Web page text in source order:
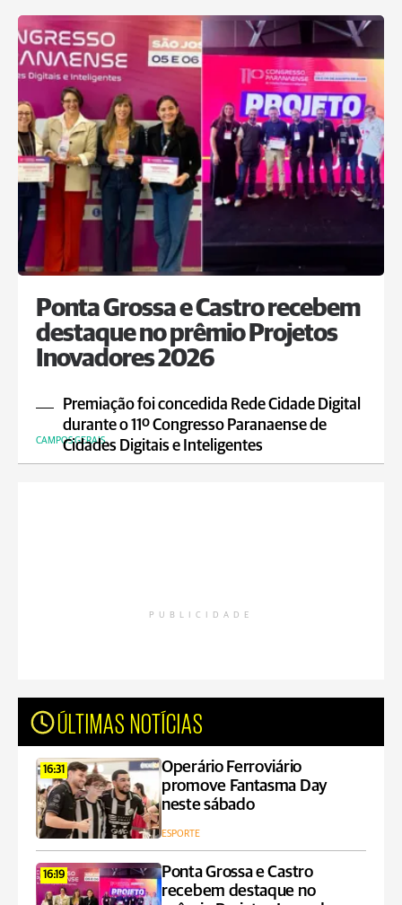
Ponta Grossa e Castro recebem
destaque no prêmio Projetos
Inovadores 2026
Premiação foi concedida Rede Cidade Digital
durante o 11º Congresso Paranaense de
Cidades Digitais e Inteligentes
CAMPOS GERAIS
PUBLICIDADE
ÚLTIMAS NOTÍCIAS
16:31
Operário Ferroviário
promove Fantasma Day
neste sábado
ESPORTE
16:19
Ponta Grossa e Castro
recebem destaque no